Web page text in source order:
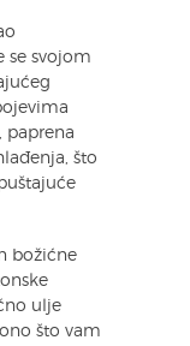
se svojom
paprena
što
božićne
ulje
što vam